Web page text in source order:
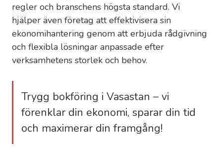
regler och branschens högsta standard. Vi
hjälper även företag att effektivisera sin
ekonomihantering genom att erbjuda rådgivning
och flexibla lösningar anpassade efter
verksamhetens storlek och behov.
Trygg bokföring i Vasastan – vi
förenklar din ekonomi, sparar din tid
och maximerar din framgång!